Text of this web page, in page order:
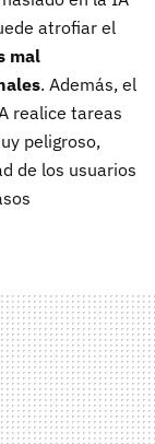
atrofiar el
mal
. Además, el
realice tareas
peligroso,
de los usuarios